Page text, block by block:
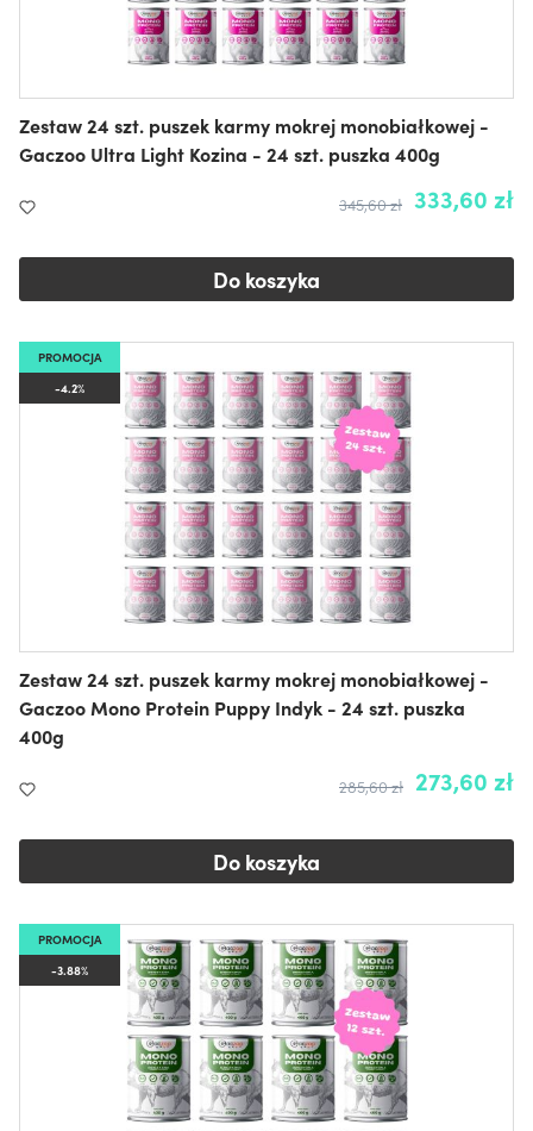
Zestaw 24 szt. puszek karmy mokrej monobiałkowej -
Gaczoo Ultra Light Kozina - 24 szt. puszka 400g
333,60 zł
345,60 zł
Do koszyka
PROMOCJA
-4.2%
Zestaw 24 szt. puszek karmy mokrej monobiałkowej -
Gaczoo Mono Protein Puppy Indyk - 24 szt. puszka
400g
273,60 zł
285,60 zł
Do koszyka
PROMOCJA
-3.88%